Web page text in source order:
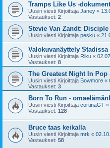
Tramps Like Us -
Uusin viesti Kirjoittaja Janey «
Vastaukset: 2
Stevie Van Zandt: Disciple
Uusin viesti Kirjoittaja pesku «
Valokuvanäyttely
Uusin viesti Kirjoittaja Riku «
Vastaukset: 8
The Greatest Night In Pop
Uusin viesti Kirjoittaja Bowmore «
Vastaukset: 3
Born To Run -
Uusin viesti Kirjoittaja cortinaGT «
Vastaukset: 128
Bruce taas keikalla
Uusin viesti Kirjoittaja mrk «
Vastaukset: 58